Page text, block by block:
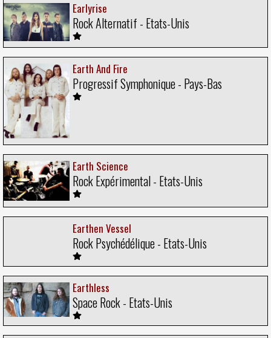
Earlyrise
Rock Alternatif - Etats-Unis
Earth And Fire
Progressif Symphonique - Pays-Bas
Earth Science
Rock Expérimental - Etats-Unis
Earthen Vessel
Rock Psychédélique - Etats-Unis
Earthless
Space Rock - Etats-Unis